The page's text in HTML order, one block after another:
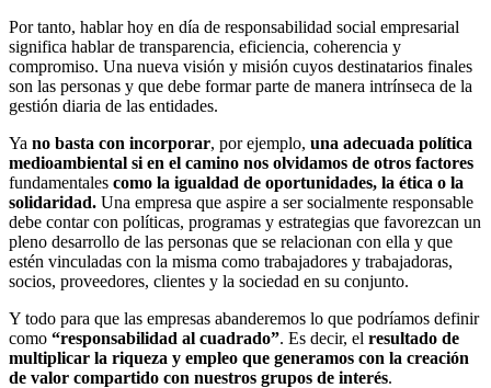
Por tanto, hablar hoy en día de responsabilidad social empresarial
significa hablar de transparencia, eficiencia, coherencia y
compromiso. Una nueva visión y misión cuyos destinatarios finales
son las personas y que debe formar parte de manera intrínseca de la
gestión diaria de las entidades.
Ya no basta con incorporar, por ejemplo, una adecuada política
medioambiental si en el camino nos olvidamos de otros factores
fundamentales como la igualdad de oportunidades, la ética o la
solidaridad. Una empresa que aspire a ser socialmente responsable
debe contar con políticas, programas y estrategias que favorezcan un
pleno desarrollo de las personas que se relacionan con ella y que
estén vinculadas con la misma como trabajadores y trabajadoras,
socios, proveedores, clientes y la sociedad en su conjunto.
Y todo para que las empresas abanderemos lo que podríamos definir
como “responsabilidad al cuadrado”. Es decir, el resultado de
multiplicar la riqueza y empleo que generamos con la creación
de valor compartido con nuestros grupos de interés.